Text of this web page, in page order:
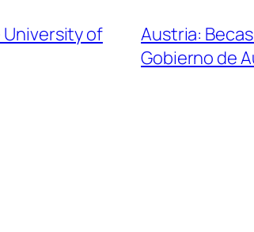
University of
Austria:
Gobierno de